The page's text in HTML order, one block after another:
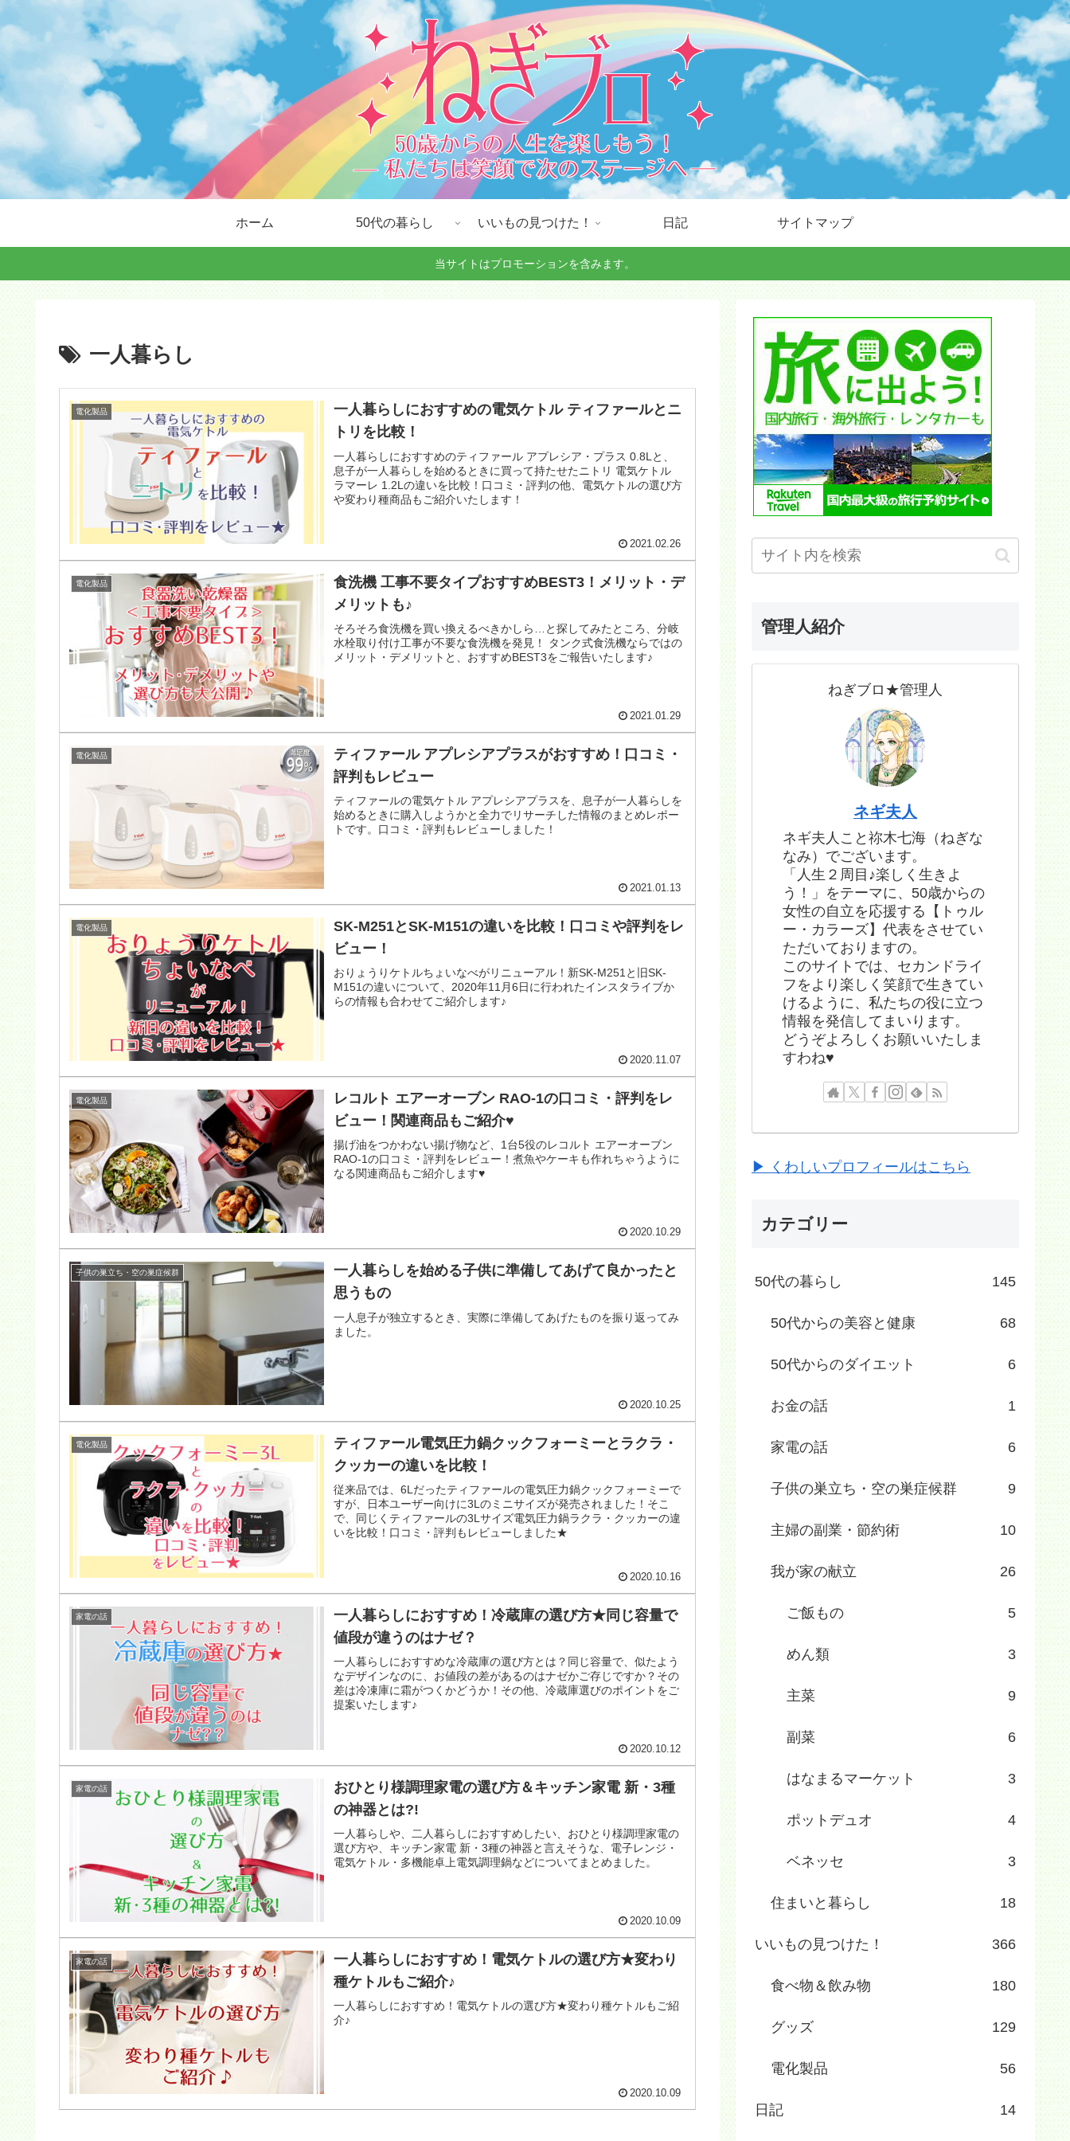
ホーム 50代の暮らし いいもの見つけた！ 日記 サイトマップ
当サイトはプロモーションを含みます。
一人暮らし
電化製品
一人暮らしにおすすめの電気ケトル ティファールとニ
トリを比較！
一人暮らしにおすすめのティファール アプレシア・プラス 0.8Lと、
息子が一人暮らしを始めるときに買って持たせたニトリ 電気ケトル
ラマーレ 1.2Lの違いを比較！口コミ・評判の他、電気ケトルの選び方
や変わり種商品もご紹介いたします！
2021.02.26
電化製品
食洗機 工事不要タイプおすすめBEST3！メリット・デ
メリットも♪
そろそろ食洗機を買い換えるべきかしら…と探してみたところ、分岐
水栓取り付け工事が不要な食洗機を発見！ タンク式食洗機ならではの
メリット・デメリットと、おすすめBEST3をご報告いたします♪
2021.01.29
電化製品
ティファール アプレシアプラスがおすすめ！口コミ・
評判もレビュー
ティファールの電気ケトル アプレシアプラスを、息子が一人暮らしを
始めるときに購入しようかと全力でリサーチした情報のまとめレポー
トです。口コミ・評判もレビューしました！
2021.01.13
電化製品
SK-M251とSK-M151の違いを比較！口コミや評判をレ
ビュー！
おりょうりケトルちょいなべがリニューアル！新SK-M251と旧SK-
M151の違いについて、2020年11月6日に行われたインスタライブか
らの情報も合わせてご紹介します♪
2020.11.07
電化製品
レコルト エアーオーブン RAO-1の口コミ・評判をレ
ビュー！関連商品もご紹介♥
揚げ油をつかわない揚げ物など、1台5役のレコルト エアーオーブン
RAO-1の口コミ・評判をレビュー！煮魚やケーキも作れちゃうように
なる関連商品もご紹介します♥
2020.10.29
子供の巣立ち・空の巣症候群
一人暮らしを始める子供に準備してあげて良かったと
思うもの
一人息子が独立するとき、実際に準備してあげたものを振り返ってみ
ました。
2020.10.25
電化製品
ティファール電気圧力鍋クックフォーミーとラクラ・
クッカーの違いを比較！
従来品では、6Lだったティファールの電気圧力鍋クックフォーミーで
すが、日本ユーザー向けに3Lのミニサイズが発売されました！そこ
で、同じくティファールの3Lサイズ電気圧力鍋ラクラ・クッカーの違
いを比較！口コミ・評判もレビューしました★
2020.10.16
家電の話
一人暮らしにおすすめ！冷蔵庫の選び方★同じ容量で
値段が違うのはナゼ？
一人暮らしにおすすめな冷蔵庫の選び方とは？同じ容量で、似たよう
なデザインなのに、お値段の差があるのはナゼかご存じですか？その
差は冷凍庫に霜がつくかどうか！その他、冷蔵庫選びのポイントをご
提案いたします♪
2020.10.12
家電の話
おひとり様調理家電の選び方＆キッチン家電 新・3種
の神器とは?!
一人暮らしや、二人暮らしにおすすめしたい、おひとり様調理家電の
選び方や、キッチン家電 新・3種の神器と言えそうな、電子レンジ・
電気ケトル・多機能卓上電気調理鍋などについてまとめました。
2020.10.09
家電の話
一人暮らしにおすすめ！電気ケトルの選び方★変わり
種ケトルもご紹介♪
一人暮らしにおすすめ！電気ケトルの選び方★変わり種ケトルもご紹
介♪
2020.10.09
管理人紹介
ねぎブロ★管理人
ネギ夫人
ネギ夫人こと祢木七海（ねぎな
なみ）でございます。
「人生２周目♪楽しく生きよ
う！」をテーマに、50歳からの
女性の自立を応援する【トゥル
ー・カラーズ】代表をさせてい
ただいておりますの。
このサイトでは、セカンドライ
フをより楽しく笑顔で生きてい
けるように、私たちの役に立つ
情報を発信してまいります。
どうぞよろしくお願いいたしま
すわね♥
▶ くわしいプロフィールはこちら
カテゴリー
50代の暮らし 145
50代からの美容と健康 68
50代からのダイエット 6
お金の話 1
家電の話 6
子供の巣立ち・空の巣症候群 9
主婦の副業・節約術 10
我が家の献立 26
ご飯もの 5
めん類 3
主菜 9
副菜 6
はなまるマーケット 3
ポットデュオ 4
ベネッセ 3
住まいと暮らし 18
いいもの見つけた！ 366
食べ物＆飲み物 180
グッズ 129
電化製品 56
日記 14